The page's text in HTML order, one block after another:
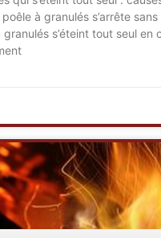
à granulés s’arrête sans
granulés s’éteint tout seul en